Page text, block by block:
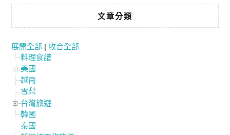
文章分類
展開全部 | 收合全部
料理食譜
美國
越南
雪梨
台灣旅遊
韓國
泰國